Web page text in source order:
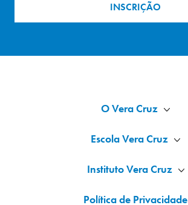
INSCRIÇÃO
O Vera Cruz
Escola Vera Cruz
Instituto Vera Cruz
Política de Privacidade